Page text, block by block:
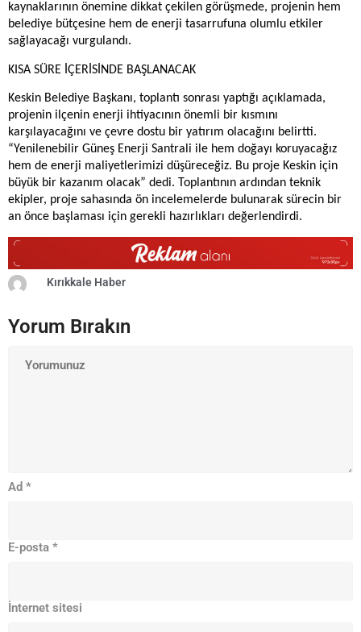
kaynaklarının önemine dikkat çekilen görüşmede, projenin hem
belediye bütçesine hem de enerji tasarrufuna olumlu etkiler
sağlayacağı vurgulandı.
KISA SÜRE İÇERİSİNDE BAŞLANACAK
Keskin Belediye Başkanı, toplantı sonrası yaptığı açıklamada,
projenin ilçenin enerji ihtiyacının önemli bir kısmını
karşılayacağını ve çevre dostu bir yatırım olacağını belirtti.
“Yenilenebilir Güneş Enerji Santrali ile hem doğayı koruyacağız
hem de enerji maliyetlerimizi düşüreceğiz. Bu proje Keskin için
büyük bir kazanım olacak” dedi. Toplantının ardından teknik
ekipler, proje sahasında ön incelemelerde bulunarak sürecin bir
an önce başlaması için gerekli hazırlıkları değerlendirdi.
Kırıkkale Haber
Yorum Bırakın
Ad *
E-posta *
İnternet sitesi